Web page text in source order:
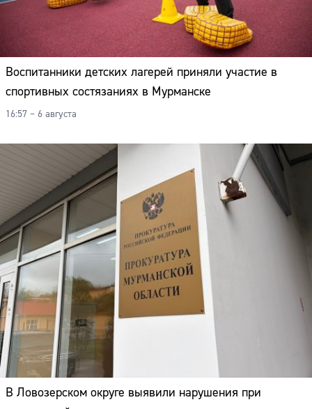
Воспитанники детских лагерей приняли участие в
спортивных состязаниях в Мурманске
16:57 – 6 августа
В Ловозерском округе выявили нарушения при